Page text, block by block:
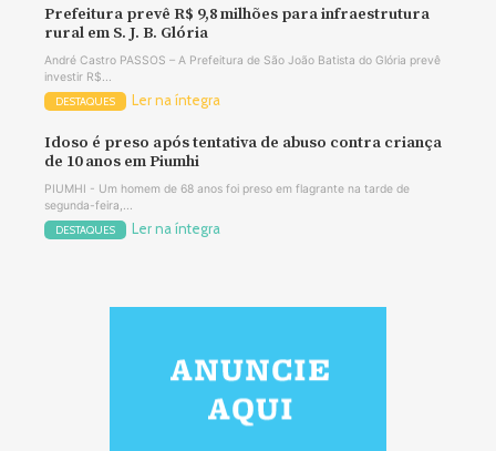
Prefeitura prevê R$ 9,8 milhões para infraestrutura
rural em S. J. B. Glória
André Castro PASSOS – A Prefeitura de São João Batista do Glória prevê
investir R$...
DESTAQUES Ler na íntegra
Idoso é preso após tentativa de abuso contra criança
de 10 anos em Piumhi
PIUMHI - Um homem de 68 anos foi preso em flagrante na tarde de
segunda-feira,...
DESTAQUES Ler na íntegra